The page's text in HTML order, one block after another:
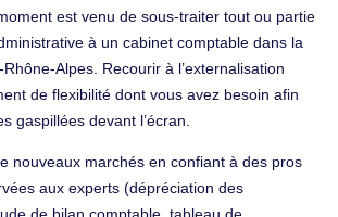
est venu de sous-traiter tout ou partie
à un cabinet comptable dans la
Alpes. Recourir à l’externalisation
de flexibilité dont vous avez besoin afin
gaspillées devant l’écran.
nouveaux marchés en confiant à des pros
aux experts (dépréciation des
de bilan comptable, tableau de